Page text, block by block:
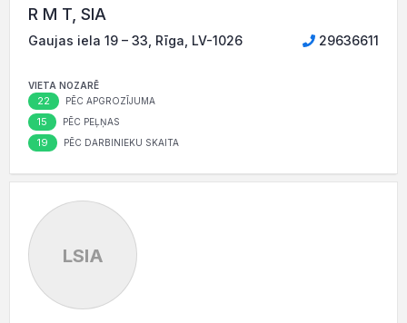
R M T, SIA
Gaujas iela 19 – 33, Rīga, LV-1026 29636611
VIETA NOZARĒ
22 PĒC APGROZĪJUMA
15 PĒC PEĻŅAS
19 PĒC DARBINIEKU SKAITA
LSIA